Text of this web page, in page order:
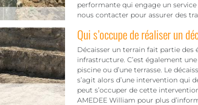
performante qui engage un
nous contacter pour assurer des
Qui s’occupe de réaliser un
Décaisser un terrain fait partie
infrastructure. C’est également
piscine ou d’une terrasse. Le
s’agit alors d’une intervention qui
peut s’occuper de cette
AMEDEE William pour plus